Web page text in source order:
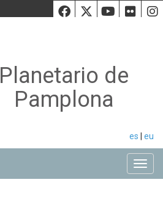
Facebook
Twiiter
Planetario de
Pamplona
es eu